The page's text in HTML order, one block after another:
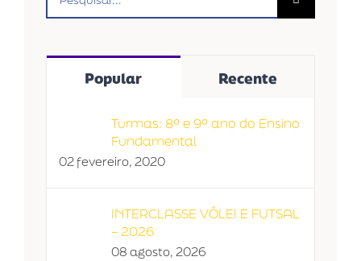
resultados
Popular Recente
Turmas: 8º e 9º ano do Ensino
Fundamental
02 fevereiro, 2020
INTERCLASSE VÔLEI E FUTSAL
– 2026
08 agosto, 2026